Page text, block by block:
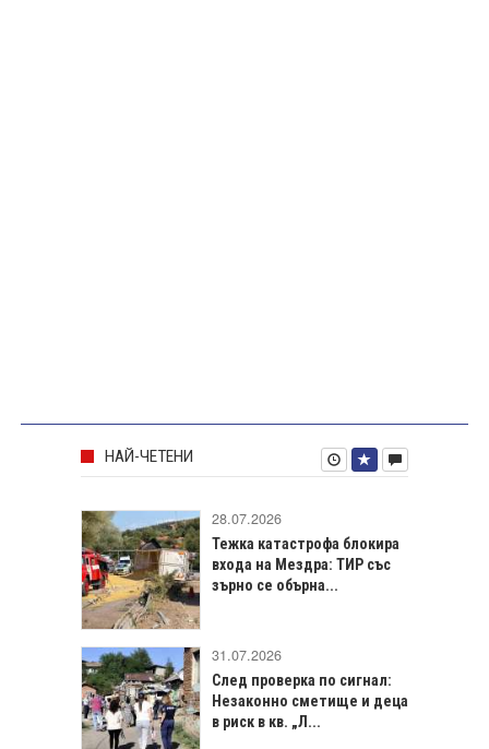
НАЙ-ЧЕТЕНИ
28.07.2026
Тежка катастрофа блокира
входа на Мездра: ТИР със
зърно се обърна...
31.07.2026
След проверка по сигнал:
Незаконно сметище и деца
в риск в кв. „Л...